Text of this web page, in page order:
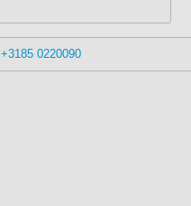
+3185 0220090